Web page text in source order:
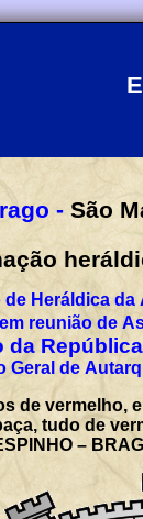
Orago - São
Heráldica
reunião de
República
Geral de
de vermelho,
tudo de
–